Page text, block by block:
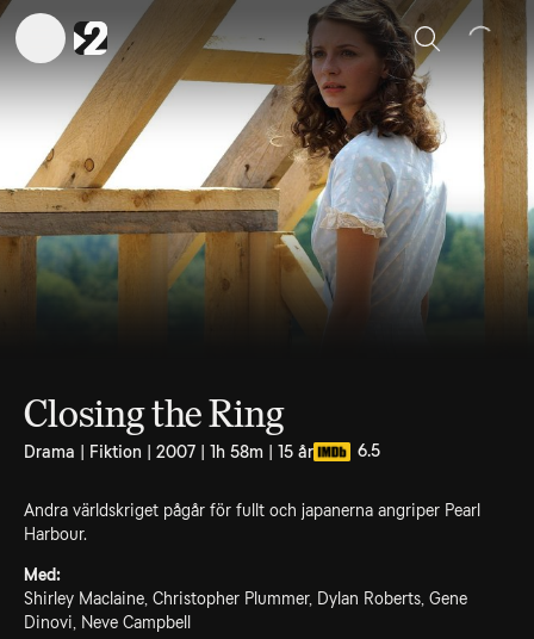
Sök
Closing the Ring
Drama | Fiktion | 2007 | 1h 58m | 15 år 6.5
Andra världskriget pågår för fullt och japanerna angriper Pearl
Harbour.
Med:
Shirley Maclaine, Christopher Plummer, Dylan Roberts, Gene
Dinovi, Neve Campbell